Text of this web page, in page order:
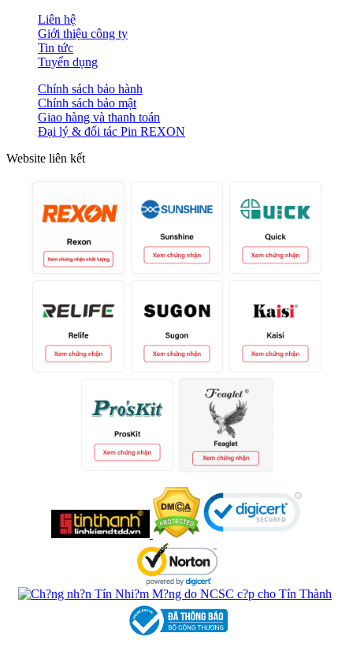
Liên hệ
Giới thiệu công ty
Tin tức
Tuyển dụng
Chính sách bảo hành
Chính sách bảo mật
Giao hàng và thanh toán
Đại lý & đối tác Pin REXON
Website liên kết